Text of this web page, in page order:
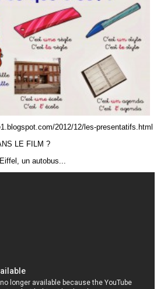
2012/12/les-presentatifs.html
LE FILM ?
un autobus...